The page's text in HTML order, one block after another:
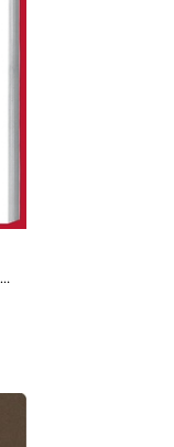
A Propos De Tout Et Surtout De Rien